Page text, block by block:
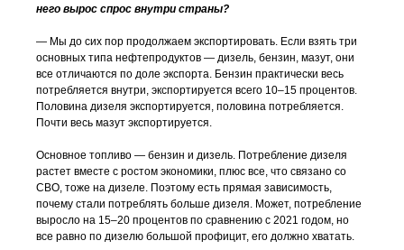
него вырос спрос внутри страны?
— Мы до сих пор продолжаем экспортировать. Если взять три
основных типа нефтепродуктов — дизель, бензин, мазут, они
все отличаются по доле экспорта. Бензин практически весь
потребляется внутри, экспортируется всего 10–15 процентов.
Половина дизеля экспортируется, половина потребляется.
Почти весь мазут экспортируется.
Основное топливо — бензин и дизель. Потребление дизеля
растет вместе с ростом экономики, плюс все, что связано со
СВО, тоже на дизеле. Поэтому есть прямая зависимость,
почему стали потреблять больше дизеля. Может, потребление
выросло на 15–20 процентов по сравнению с 2021 годом, но
все равно по дизелю большой профицит, его должно хватать.